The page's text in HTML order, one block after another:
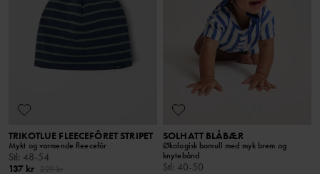
TRIKOTLUE FLEECEFÔRET STRIPET
Mykt og varmende fleecefôr
Stl: 48-54
137 kr
SOLHATT BLÅBÆR
Økologisk bomull med myk brem og
knytebånd
Stl: 40-50